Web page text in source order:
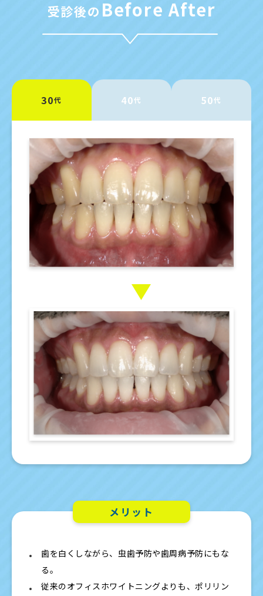
受診後の Before After
30代 40代 50代
メリット
歯を白くしながら、虫歯予防や歯周病予防にもな
る。
従来のオフィスホワイトニングよりも、ポリリン